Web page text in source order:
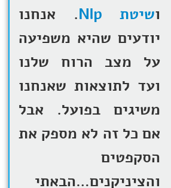
ושיטת Nlp
. אנחנו
יודעים שהיא משפיעה
על מצב הרוח שלנו
ועד לתוצאות שאנחנו
משיגים בפועל. אבל
אם כל זה לא מספק את
הסקפטים
והציניקנים…הבאתי